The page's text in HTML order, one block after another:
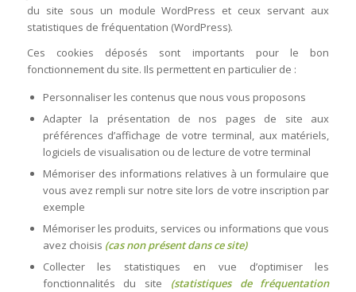
du site sous un module WordPress et ceux servant aux
statistiques de fréquentation (WordPress).
Ces cookies déposés sont importants pour le bon
fonctionnement du site. Ils permettent en particulier de :
Personnaliser les contenus que nous vous proposons
Adapter la présentation de nos pages de site aux
préférences d’affichage de votre terminal, aux matériels,
logiciels de visualisation ou de lecture de votre terminal
Mémoriser des informations relatives à un formulaire que
vous avez rempli sur notre site lors de votre inscription par
exemple
Mémoriser les produits, services ou informations que vous
avez choisis (cas non présent dans ce site)
Collecter les statistiques en vue d’optimiser les
fonctionnalités du site (statistiques de fréquentation